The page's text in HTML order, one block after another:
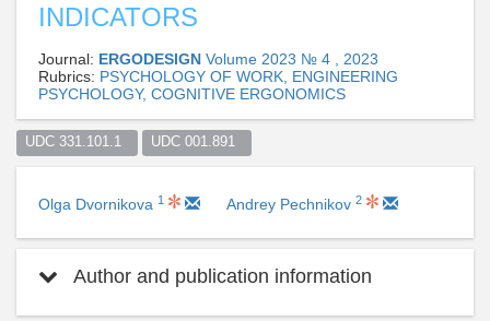
INDICATORS
Journal: ERGODESIGN Volume 2023 № 4 , 2023
Rubrics: PSYCHOLOGY OF WORK, ENGINEERING
PSYCHOLOGY, COGNITIVE ERGONOMICS
UDC 331.101.1 UDC 001.891
Olga Dvornikova 1 Andrey Pechnikov 2
Author and publication information